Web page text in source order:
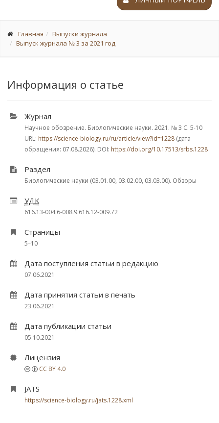
Главная
Выпуски журнала
Выпуск журнала № 3 за 2021 год
Информация о статье
Журнал
Научное обозрение. Биологические науки. 2021. № 3 С. 5-10
URL: https://science-biology.ru/ru/article/view?id=1228 (дата
обращения: 07.08.2026). DOI: https://doi.org/10.17513/srbs.1228
Раздел
Биологические науки (03.01.00, 03.02.00, 03.03.00). Обзоры
УДК
616.13-004.6-008.9:616.12-009.72
Страницы
5–10
Дата поступления статьи в редакцию
07.06.2021
Дата принятия статьи в печать
23.06.2021
Дата публикации статьи
05.10.2021
Лицензия
CC BY 4.0
JATS
https://science-biology.ru/jats.1228.xml